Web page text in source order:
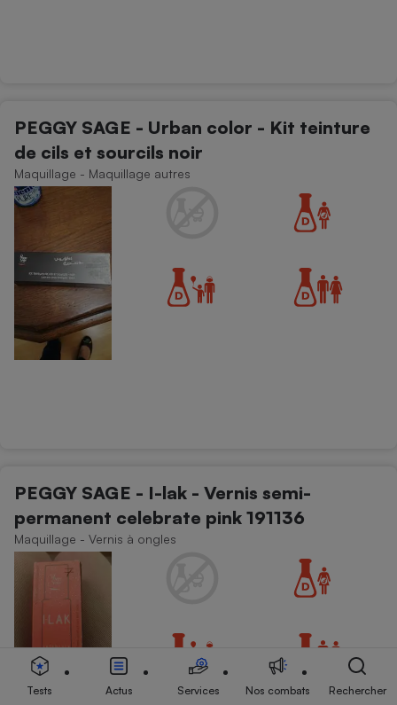
PEGGY SAGE - Urban color - Kit teinture
de cils et sourcils noir
Maquillage - Maquillage autres
PEGGY SAGE - I-lak - Vernis semi-
permanent celebrate pink 191136
Maquillage - Vernis à ongles
Tests Actus Services Nos combats Rechercher